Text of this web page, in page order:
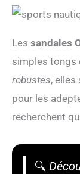
Les sandales
simples tongs
robustes, elles
pour les
recherchent
🔍